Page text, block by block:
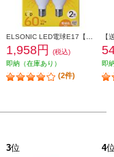
1,958円
(税込)
即納（在庫あり）
(2件)
即
3位 4